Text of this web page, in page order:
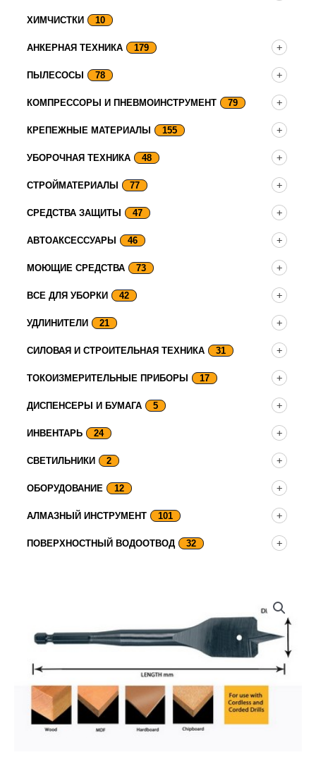
ХИМЧИСТКИ 10
АНКЕРНАЯ ТЕХНИКА 179
ПЫЛЕСОСЫ 78
КОМПРЕССОРЫ И ПНЕВМОИНСТРУМЕНТ 79
КРЕПЕЖНЫЕ МАТЕРИАЛЫ 155
УБОРОЧНАЯ ТЕХНИКА 48
СТРОЙМАТЕРИАЛЫ 77
СРЕДСТВА ЗАЩИТЫ 47
АВТОАКСЕССУАРЫ 46
МОЮЩИЕ СРЕДСТВА 73
ВСЕ ДЛЯ УБОРКИ 42
УДЛИНИТЕЛИ 21
СИЛОВАЯ И СТРОИТЕЛЬНАЯ ТЕХНИКА 31
ТОКОИЗМЕРИТЕЛЬНЫЕ ПРИБОРЫ 17
ДИСПЕНСЕРЫ И БУМАГА 5
ИНВЕНТАРЬ 24
СВЕТИЛЬНИКИ 2
ОБОРУДОВАНИЕ 12
АЛМАЗНЫЙ ИНСТРУМЕНТ 101
ПОВЕРХНОСТНЫЙ ВОДООТВОД 32